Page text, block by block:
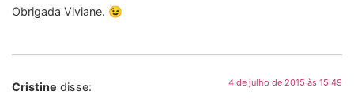
Obrigada Viviane. 😉
Cristine disse: 4 de julho de 2015 às 15:49